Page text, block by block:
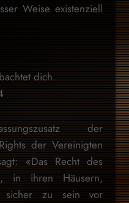
Weise existenziell
dich.
der
der Vereinigten
«Das Recht des
in ihren Häusern,
sicher zu sein vor